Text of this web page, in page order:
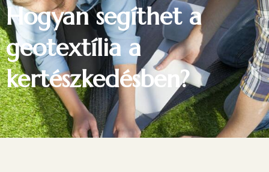
Hogyan segíthet a
geotextília a
kertészkedésben?